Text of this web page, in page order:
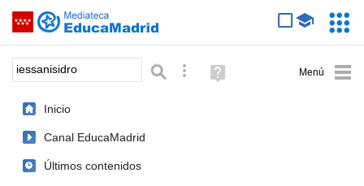
Saltar navegación
Palabra o frase: Búsqueda avanzada
Ayuda
(en
Inicio
Canal EducaMadrid
Últimos contenidos